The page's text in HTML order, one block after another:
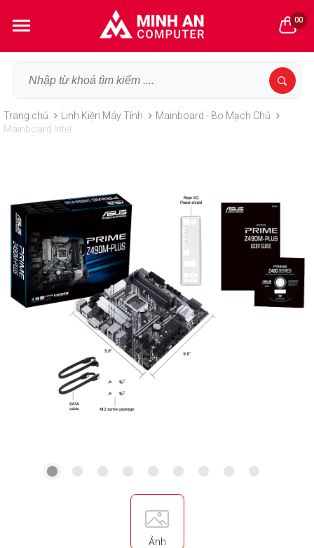
00
Trang chủ Linh Kiện Máy Tính
Mainboard - Bo Mạch Chủ
Mainboard Intel
Ảnh